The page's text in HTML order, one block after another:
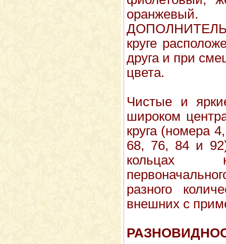
оранжевый.
круге
друга и при
цвета.
Чистые и
широком
круга (номера
68, 76, 84 и
кольцах
разного
внешних с